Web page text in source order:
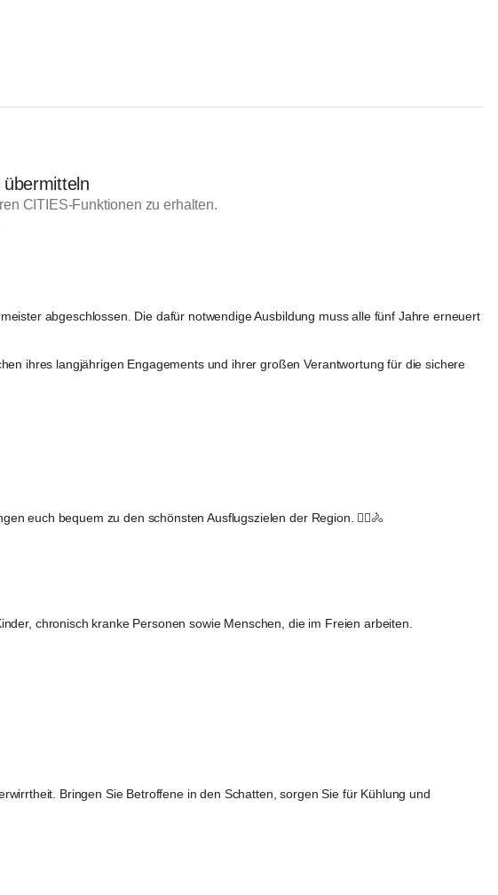
übermitteln
CITIES-Funktionen zu erhalten.
abgeschlossen. Die dafür notwendige Ausbildung muss alle fünf Jahre erneuert
ihres langjährigen Engagements und ihrer großen Verantwortung für die sichere
euch bequem zu den schönsten Ausflugszielen der Region. 🚶‍♀️🚴
chronisch kranke Personen sowie Menschen, die im Freien arbeiten.
Bringen Sie Betroffene in den Schatten, sorgen Sie für Kühlung und